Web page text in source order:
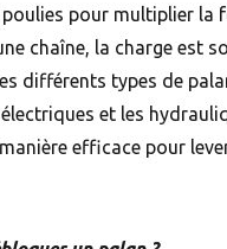
poulies pour multiplier la
chaîne, la charge est
différents types de
et les
efficace pour